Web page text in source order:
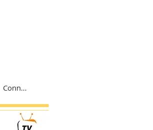
Connexion